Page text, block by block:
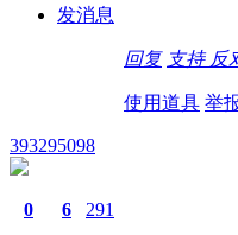
发消息
回复 支持 反
使用道具 举
393295098
0 6 291